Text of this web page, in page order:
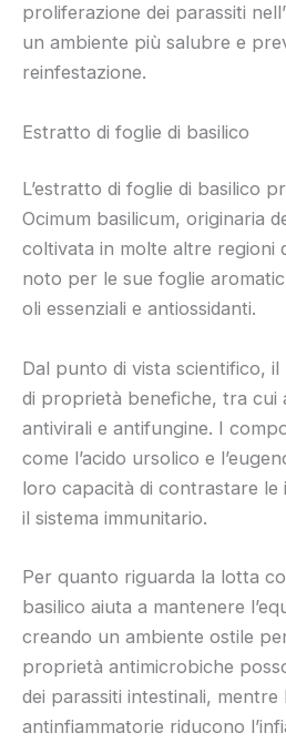
proliferazione dei parassiti
un ambiente più salubre e
reinfestazione.
Estratto di foglie di basilico
L’estratto di foglie di basilico
Ocimum basilicum, originaria
coltivata in molte altre regioni
noto per le sue foglie
oli essenziali e antiossidanti.
Dal punto di vista scientifico, il
di proprietà benefiche, tra cui
antivirali e antifungine. I
come l’acido ursolico e
loro capacità di contrastare
il sistema immunitario.
Per quanto riguarda la lotta
basilico aiuta a mantenere
creando un ambiente ostile
proprietà antimicrobiche
dei parassiti intestinali,
antinfiammatorie riducono